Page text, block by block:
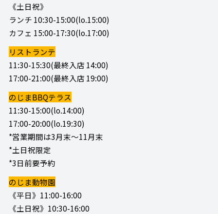
《土日祝》
ランチ 10:30-15:00(lo.15:00)
カフェ 15:00-17:30(lo.17:00)
リストランテ
11:30-15:30(最終入店 14:00)
17:00-21:00(最終入店 19:00)
のじまBBQテラス
11:30-15:00(lo.14:00)
17:00-20:00(lo.19:30)
*営業期間は3月末～11月末
*土日祝限定
*3日前要予約
のじま動物園
《平日》11:00-16:00
《土日祝》10:30-16:00